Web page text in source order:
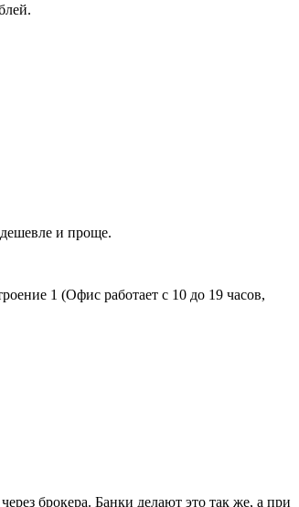
и проще.
1 (Офис работает с 10 до 19 часов,
брокера. Банки делают это так же, а при